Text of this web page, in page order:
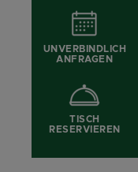
UNVERBINDLICH
ANFRAGEN
TISCH
RESERVIEREN